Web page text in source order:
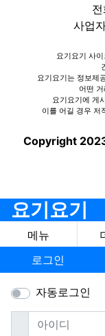
사업
요기요기 사
요기요기는 정보제
어떤
요기요기에 게
이를 어길 경우 저
Copyright
요기요기
메뉴
로그인
자동로그인
아이디필수